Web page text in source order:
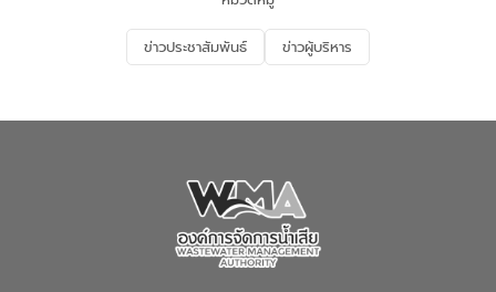
อนุรักษ์สิ่งแวดล้อม ในหัวข้อ “น้ำเสียชุมชน
และการบำบัดน้ำเสียเบื้องต้น” โดยให้ความรู้
เกี่ยวกับสาเหตุและผลกระทบของน้ำเสีย
ณ เทศบาลตำบลบางเลน จังหวัดนครปฐม
ข่าวประชาสัมพันธ์ ข่าวผู้บริหาร